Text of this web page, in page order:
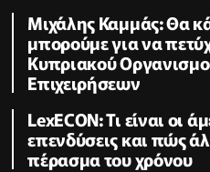
Μιχάλης Καμμάς: Θα
μπορούμε για να
Κυπριακού
Επιχειρήσεων
LexECON: Τι είναι οι
επενδύσεις και πώς
πέρασμα του χρόνου